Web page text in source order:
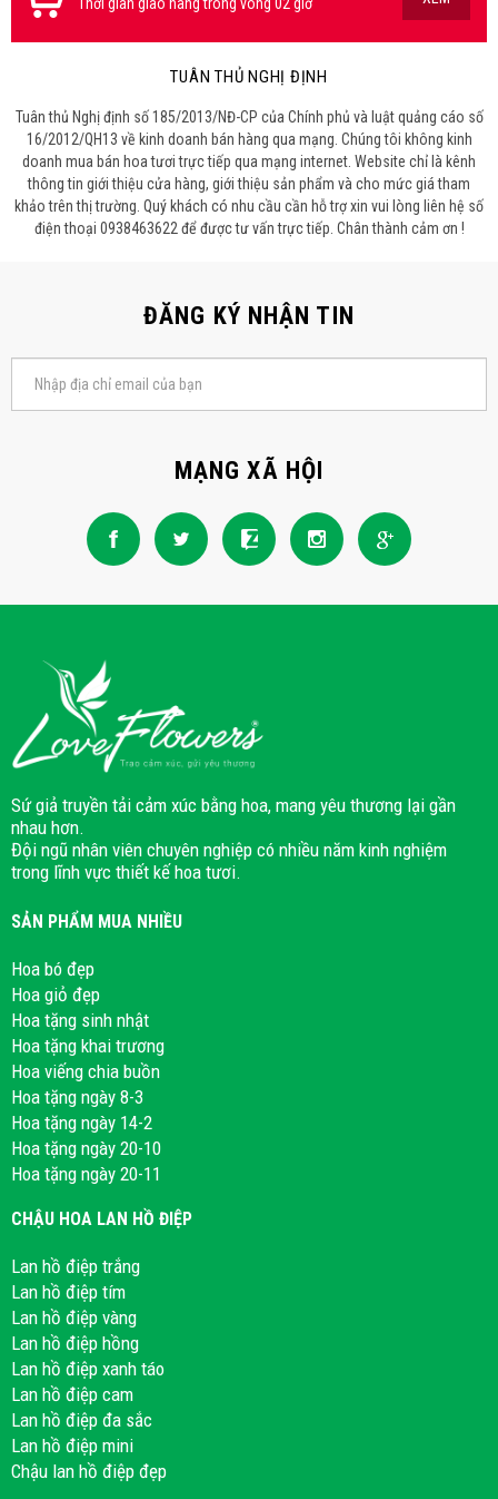
Thời gian giao hàng trong vòng 02 giờ
TUÂN THỦ NGHỊ ĐỊNH
Tuân thủ Nghị định số 185/2013/NĐ-CP của Chính phủ và luật quảng cáo số
16/2012/QH13 về kinh doanh bán hàng qua mạng. Chúng tôi không kinh
doanh mua bán hoa tươi trực tiếp qua mạng internet. Website chỉ là kênh
thông tin giới thiệu cửa hàng, giới thiệu sản phẩm và cho mức giá tham
khảo trên thị trường. Quý khách có nhu cầu cần hỗ trợ xin vui lòng liên hệ số
điện thoại 0938463622 để được tư vấn trực tiếp. Chân thành cảm ơn !
ĐĂNG KÝ NHẬN TIN
MẠNG XÃ HỘI
Sứ giả truyền tải cảm xúc bằng hoa, mang yêu thương lại gần
nhau hơn.
Đội ngũ nhân viên chuyên nghiệp có nhiều năm kinh nghiệm
trong lĩnh vực thiết kế hoa tươi.
SẢN PHẨM MUA NHIỀU
Hoa bó đẹp
Hoa giỏ đẹp
Hoa tặng sinh nhật
Hoa tặng khai trương
Hoa viếng chia buồn
Hoa tặng ngày 8-3
Hoa tặng ngày 14-2
Hoa tặng ngày 20-10
Hoa tặng ngày 20-11
CHẬU HOA LAN HỒ ĐIỆP
Lan hồ điệp trắng
Lan hồ điệp tím
Lan hồ điệp vàng
Lan hồ điệp hồng
Lan hồ điệp xanh táo
Lan hồ điệp cam
Lan hồ điệp đa sắc
Lan hồ điệp mini
Chậu lan hồ điệp đẹp